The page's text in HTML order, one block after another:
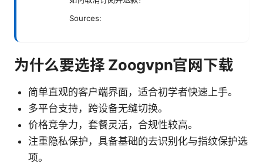
Sources:
为什么要选择 Zoogvpn官网下载
简单直观的客户端界面，适合初学者快速上手。
多平台支持，跨设备无缝切换。
价格竞争力，套餐灵活，合规性较高。
注重隐私保护，具备基础的去识别化与指纹保护选
项。